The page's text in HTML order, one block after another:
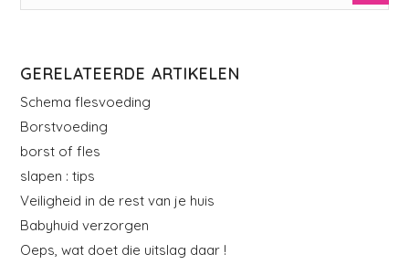
GERELATEERDE ARTIKELEN
Schema flesvoeding
Borstvoeding
borst of fles
slapen : tips
Veiligheid in de rest van je huis
Babyhuid verzorgen
Oeps, wat doet die uitslag daar !